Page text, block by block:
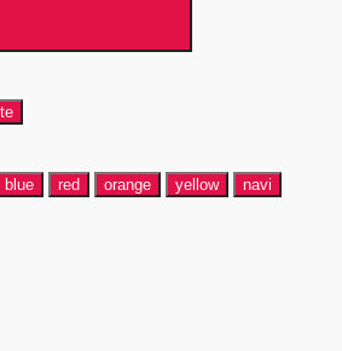
blue red orange yellow
navi